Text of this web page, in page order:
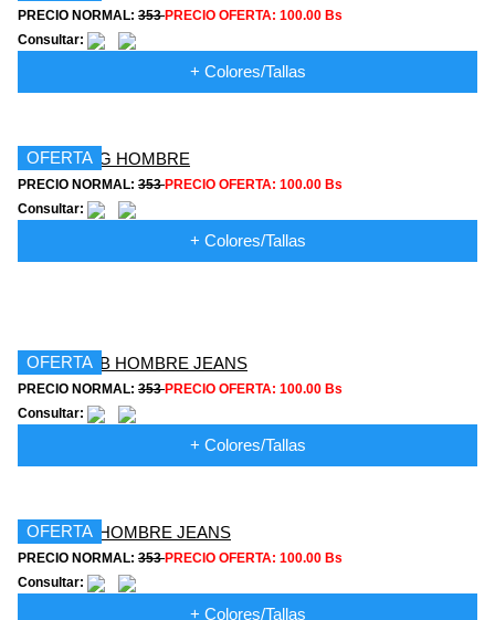
PRECIO NORMAL: 353PRECIO OFERTA: 100.00 Bs
Consultar:
+ Colores/Tallas
OFERTA
PRECIO NORMAL: 353PRECIO OFERTA: 100.00 Bs
Consultar:
+ Colores/Tallas
OFERTA
PRECIO NORMAL: 353PRECIO OFERTA: 100.00 Bs
Consultar:
+ Colores/Tallas
OFERTA
PRECIO NORMAL: 353PRECIO OFERTA: 100.00 Bs
Consultar:
+ Colores/Tallas